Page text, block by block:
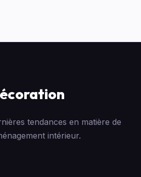
tendances en matière de
intérieur.